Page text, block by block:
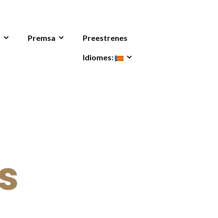
Premsa Preestrenes
Idiomes: